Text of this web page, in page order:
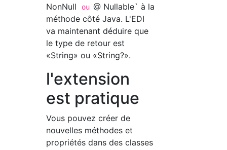
NonNull
ou @ Nullable` à la
méthode côté Java. L'EDI
va maintenant déduire que
le type de retour est
«String» ou «String?».
l'extension
est pratique
Vous pouvez créer de
nouvelles méthodes et
propriétés dans des classes